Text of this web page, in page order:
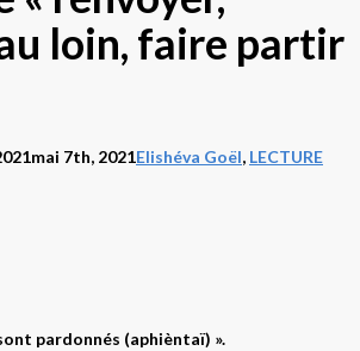
loin, faire partir
mai 7th, 2021Elishéva Goël, LECTURE
pardonnés (aphièntaï) ».